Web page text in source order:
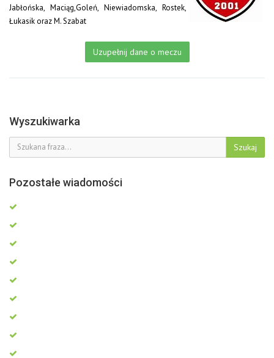
Jabłońska, Maciąg,Goleń, Niewiadomska, Rostek,
Łukasik oraz M. Szabat
Uzupełnij dane o meczu
Wyszukiwarka
Szukaj
Pozostałe wiadomości